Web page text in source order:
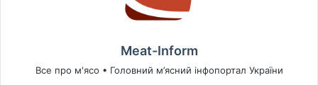
Meat-Inform
Все про м'ясо • Головний м’ясний інфопортал України